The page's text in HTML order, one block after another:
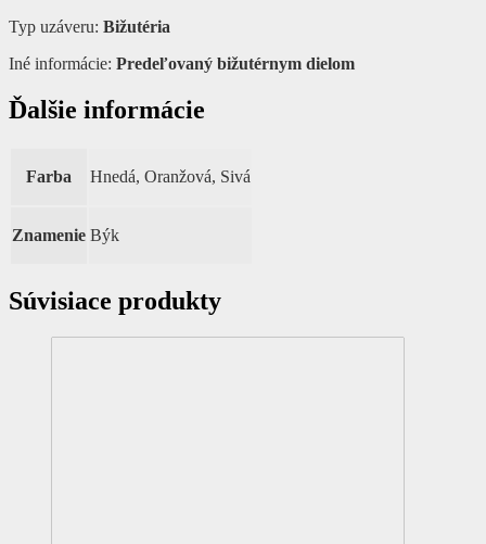
Typ uzáveru: Bižutéria
Iné informácie: Predeľovaný bižutérnym dielom
Ďalšie informácie
Farba Hnedá, Oranžová, Sivá
Znamenie Býk
Súvisiace produkty